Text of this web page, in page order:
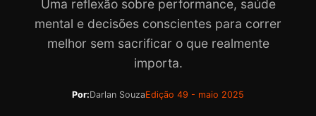
Uma reflexão sobre performance, saúde
mental e decisões conscientes para correr
melhor sem sacrificar o que realmente
importa.
Por:Darlan SouzaEdição 49 - maio 2025